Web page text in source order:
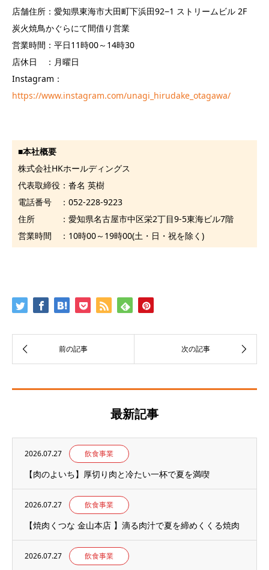
店舗住所：愛知県東海市大田町下浜田92−1 ストリームビル 2F
炭火焼鳥かぐらにて間借り営業
営業時間：平日11時00～14時30
店休日 ：月曜日
Instagram：
https://www.instagram.com/unagi_hirudake_otagawa/
■本社概要
株式会社HKホールディングス
代表取締役：沓名 英樹
電話番号 ：052-228-9223
住所 ：愛知県名古屋市中区栄2丁目9-5東海ビル7階
営業時間 ：10時00～19時00(土・日・祝を除く)
最新記事
2026.07.27 飲食事業
【肉のよいち】厚切り肉と冷たい一杯で夏を満喫
2026.07.27 飲食事業
【焼肉くつな 金山本店 】滴る肉汁で夏を締めくくる焼肉
2026.07.27 飲食事業